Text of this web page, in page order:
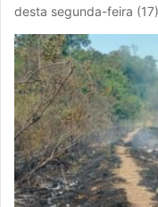
desta segunda-feira